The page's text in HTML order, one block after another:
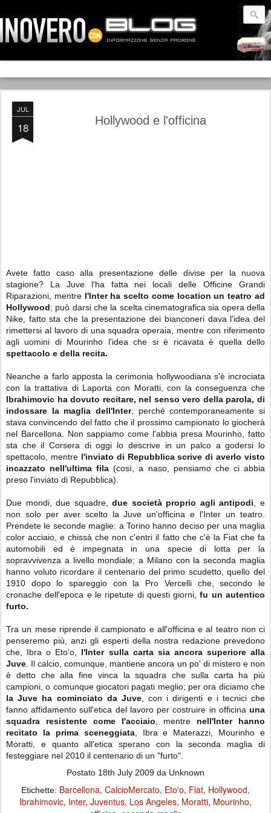
JUL
18 Hollywood e l'officina
Avete fatto caso alla presentazione delle divise per la nuova
stagione? La Juve l'ha fatta nei locali delle Officine Grandi
Riparazioni, mentre l'Inter ha scelto come location un teatro ad
Hollywood; può darsi che la scelta cinematografica sia opera della
Nike, fatto sta che la presentazione dei bianconeri dava l'idea del
rimettersi al lavoro di una squadra operaia, mentre con riferimento
agli uomini di Mourinho l'idea che si è ricavata è quella dello
spettacolo e della recita.
Neanche a farlo apposta la cerimonia hollywoodiana s'è incrociata
con la trattativa di Laporta con Moratti, con la conseguenza che
Ibrahimovic ha dovuto recitare, nel senso vero della parola, di
indossare la maglia dell'Inter, perché contemporaneamente si
stava convincendo del fatto che il prossimo campionato lo giocherà
nel Barcellona. Non sappiamo come l'abbia presa Mourinho, fatto
sta che il Corsera di oggi lo descrive in un palco a godersi lo
spettacolo, mentre l'inviato di Repubblica scrive di averlo visto
incazzato nell'ultima fila (così, a naso, pensiamo che ci abbia
preso l'inviato di Repubblica).
Due mondi, due squadre,due società proprio agli antipodi , e
non solo per aver scelto la Juve un'officina e l'Inter un teatro.
Prendete le seconde maglie: a Torino hanno deciso per una maglia
color acciaio, e chissà che non c'entri il fatto che c'è la Fiat che fa
automobili ed è impegnata in una specie di lotta per la
sopravvivenza a livello mondiale; a Milano con la seconda maglia
hanno voluto ricordare il centenario del primo scudetto, quello del
1910 dopo lo spareggio con la Pro Vercelli che, secondo le
cronache dell'epoca e le ripetute di questi giorni,fu un autentico
furto.
Tra un mese riprende il campionato e all'officina e al teatro non ci
penseremo più, anzi gli esperti della nostra redazione prevedono
che, Ibra o Eto'o, l'Inter sulla carta sia ancora superiore alla
Juve . Il calcio, comunque, mantiene ancora un po' di mistero e non
è detto che alla fine vinca la squadra che sulla carta ha più
campioni, o comunque giocatori pagati meglio; per ora diciamo che
la Juve ha cominciato da Juve, con i dirigenti e i tecnici che
fanno affidamento sull'etica del lavoro per costruire in officina una
squadra resistente come l'acciaio , mentre nell'Inter hanno
recitato la prima sceneggiata, Ibra e Materazzi, Mourinho e
Moratti, e quanto all'etica sperano con la seconda maglia di
festeggiare nel 2010 il centenario di un "furto".
Postato 18th July 2009 da Unknown
Etichette: Barcellona CalcioMercato Eto'o Fiat Hollywood
Ibrahimovic Inter Juventus Los Angeles Moratti Mourinho